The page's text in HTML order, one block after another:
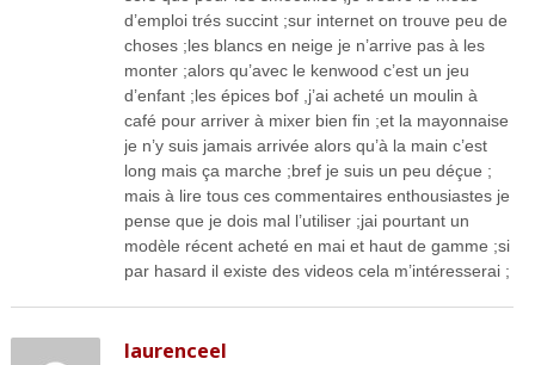
d’emploi trés succint ;sur internet on trouve peu de
choses ;les blancs en neige je n’arrive pas à les
monter ;alors qu’avec le kenwood c’est un jeu
d’enfant ;les épices bof ,j’ai acheté un moulin à
café pour arriver à mixer bien fin ;et la mayonnaise
je n’y suis jamais arrivée alors qu’à la main c’est
long mais ça marche ;bref je suis un peu déçue ;
mais à lire tous ces commentaires enthousiastes je
pense que je dois mal l’utiliser ;jai pourtant un
modèle récent acheté en mai et haut de gamme ;si
par hasard il existe des videos cela m’intéresserai ;
laurenceel